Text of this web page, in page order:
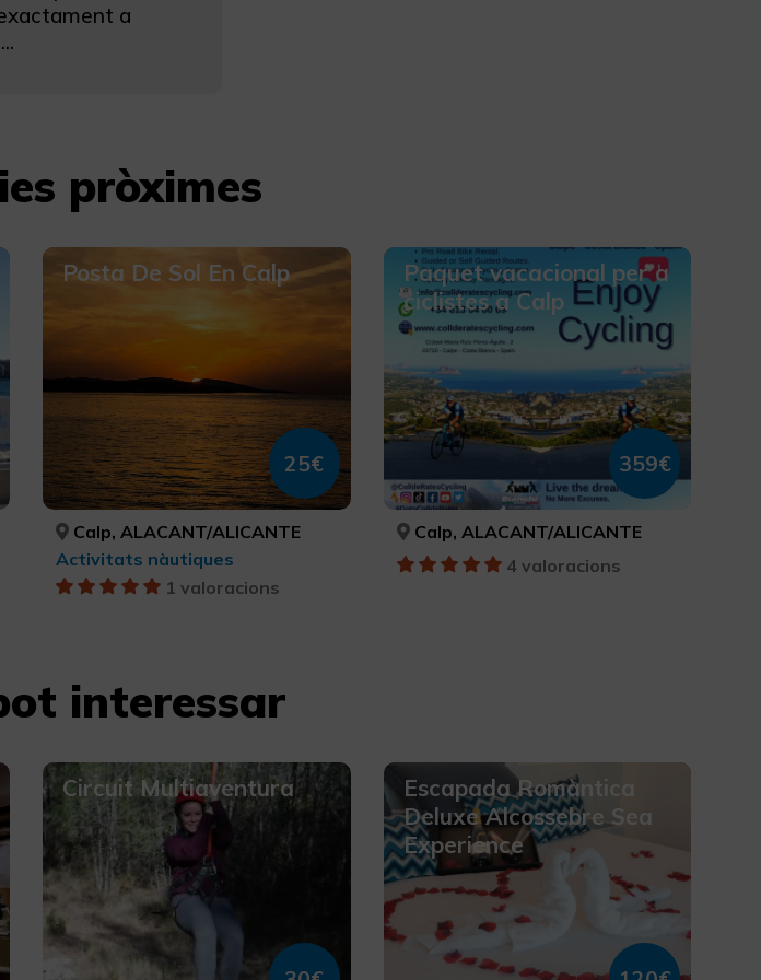
a
pròximes
Posta De Sol En Calp
25€
Calp, ALACANT/ALICANTE
Activitats nàutiques
1 valoracions
Paquet vacacional per a
ciclistes a Calp
359€
Calp, ALACANT/ALICANTE
4 valoracions
interessar
Circuit Multiaventura
Escapada Romàntica
Deluxe Alcossebre Sea
Experience